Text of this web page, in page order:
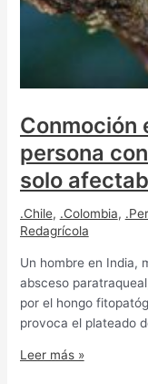
Conmoción
persona
solo
.Chile, .Colombia,
Redagrícola
Un hombre en India,
absceso
por el hongo
provoca el plateado
Leer más »